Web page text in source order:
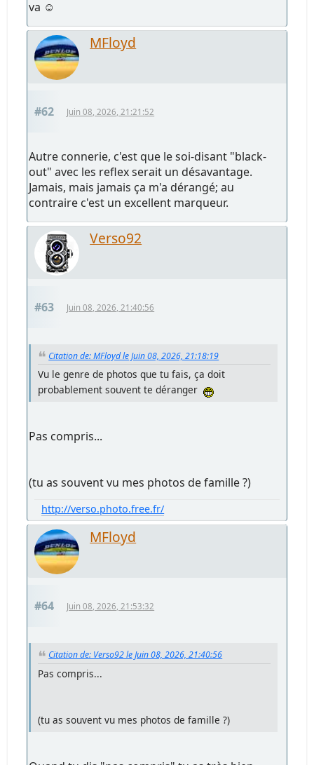
va ☺️
MFloyd
#62 Juin 08, 2026, 21:21:52
Autre connerie, c'est que le soi-disant "black-
out" avec les reflex serait un désavantage.
Jamais, mais jamais ça m'a dérangé; au
contraire c'est un excellent marqueur.
Verso92
#63 Juin 08, 2026, 21:40:56
Citation de: MFloyd le Juin 08, 2026, 21:18:19
Vu le genre de photos que tu fais, ça doit
probablement souvent te déranger
Pas compris...
(tu as souvent vu mes photos de famille ?)
http://verso.photo.free.fr/
MFloyd
#64 Juin 08, 2026, 21:53:32
Citation de: Verso92 le Juin 08, 2026, 21:40:56
Pas compris...
(tu as souvent vu mes photos de famille ?)